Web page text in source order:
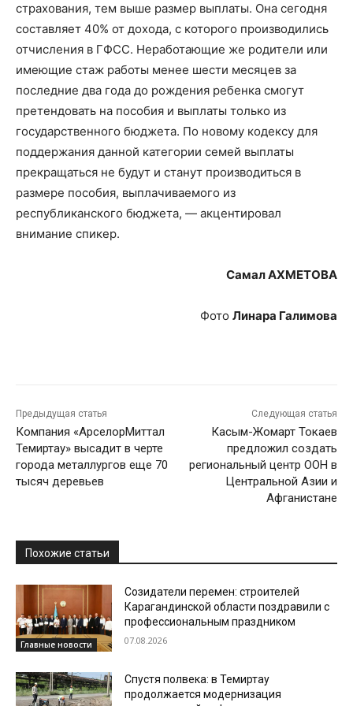
страхования, тем выше размер выплаты. Она сегодня
составляет 40% от дохода, с которого производились
отчисления в ГФСС. Неработающие же родители или
имеющие стаж работы менее шести месяцев за
последние два года до рождения ребенка смогут
претендовать на пособия и выплаты только из
государственного бюджета. По новому кодексу для
поддержания данной категории семей выплаты
прекращаться не будут и станут производиться в
размере пособия, выплачиваемого из
республиканского бюджета, — акцентировал
внимание спикер.
Самал АХМЕТОВА
Фото Линара Галимова
Предыдущая статья
Компания «АрселорМиттал
Темиртау» высадит в черте
города металлургов еще 70
тысяч деревьев
Следующая статья
Касым-Жомарт Токаев
предложил создать
региональный центр ООН в
Центральной Азии и
Афганистане
Похожие статьи
Главные новости
Созидатели перемен: строителей
Карагандинской области поздравили с
профессиональным праздником
07.08.2026
Спустя полвека: в Темиртау
продолжается модернизация